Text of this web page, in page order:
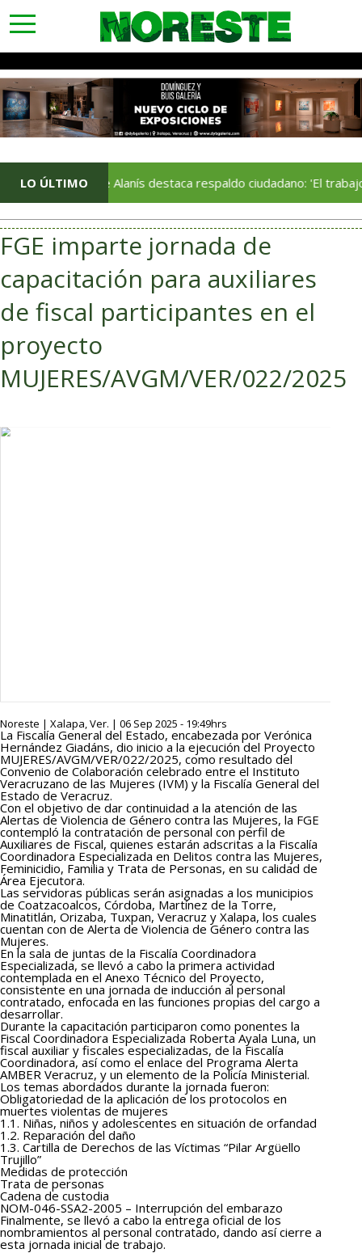
toggle
navigation
LO ÚLTIMO
Jorge Alanís destaca respaldo ciudadano: 'El trabajo que
FGE imparte jornada de
capacitación para auxiliares
de fiscal participantes en el
proyecto
MUJERES/AVGM/VER/022/2025
Noreste | Xalapa, Ver. | 06 Sep 2025 - 19:49hrs
La Fiscalía General del Estado, encabezada por Verónica
Hernández Giadáns, dio inicio a la ejecución del Proyecto
MUJERES/AVGM/VER/022/2025, como resultado del
Convenio de Colaboración celebrado entre el Instituto
Veracruzano de las Mujeres (IVM) y la Fiscalía General del
Estado de Veracruz.
Con el objetivo de dar continuidad a la atención de las
Alertas de Violencia de Género contra las Mujeres, la FGE
contempló la contratación de personal con perfil de
Auxiliares de Fiscal, quienes estarán adscritas a la Fiscalía
Coordinadora Especializada en Delitos contra las Mujeres,
Feminicidio, Familia y Trata de Personas, en su calidad de
Área Ejecutora.
Las servidoras públicas serán asignadas a los municipios
de Coatzacoalcos, Córdoba, Martínez de la Torre,
Minatitlán, Orizaba, Tuxpan, Veracruz y Xalapa, los cuales
cuentan con de Alerta de Violencia de Género contra las
Mujeres.
En la sala de juntas de la Fiscalía Coordinadora
Especializada, se llevó a cabo la primera actividad
contemplada en el Anexo Técnico del Proyecto,
consistente en una jornada de inducción al personal
contratado, enfocada en las funciones propias del cargo a
desarrollar.
Durante la capacitación participaron como ponentes la
Fiscal Coordinadora Especializada Roberta Ayala Luna, un
fiscal auxiliar y fiscales especializadas, de la Fiscalía
Coordinadora, así como el enlace del Programa Alerta
AMBER Veracruz, y un elemento de la Policía Ministerial.
Los temas abordados durante la jornada fueron:
Obligatoriedad de la aplicación de los protocolos en
muertes violentas de mujeres
1.1. Niñas, niños y adolescentes en situación de orfandad
1.2. Reparación del daño
1.3. Cartilla de Derechos de las Víctimas “Pilar Argüello
Trujillo”
Medidas de protección
Trata de personas
Cadena de custodia
NOM-046-SSA2-2005 – Interrupción del embarazo
Finalmente, se llevó a cabo la entrega oficial de los
nombramientos al personal contratado, dando así cierre a
esta jornada inicial de trabajo.